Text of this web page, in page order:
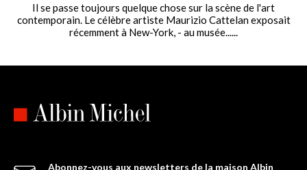
Il se passe toujours quelque chose sur la scène de l'art
contemporain. Le célèbre artiste Maurizio Cattelan exposait
récemment à New-York, - au musée......
Abonnez-vous aux newsletters de la maison Albin